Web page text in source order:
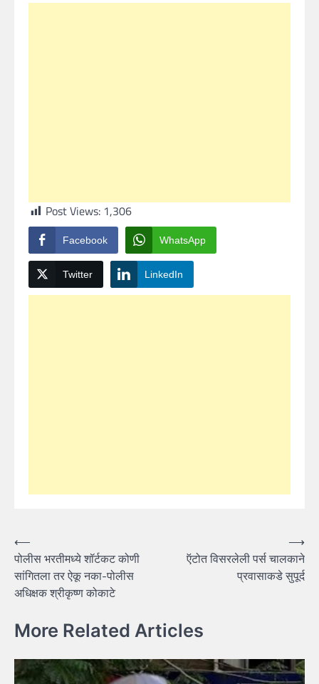
Post Views: 1,306
Facebook WhatsApp
Twitter LinkedIn
Post
navigation
⟵
पोलीस भरतीमध्ये शॉर्टकट कोणी
सांगितला तर ऐकू नका-पोलीस
अधिक्षक श्रीकृष्ण कोकाटे
ऍटोत विसरलेली पर्स चालकाने
प्रवासाकडे सुपूर्द
⟶
More Related Articles